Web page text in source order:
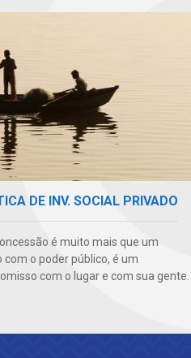
DE INV. SOCIAL PRIVADO
é muito mais que um
com o poder público, é um
com o lugar e com sua gente.